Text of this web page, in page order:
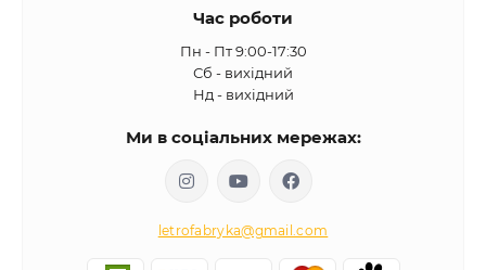
Час роботи
Пн - Пт 9:00-17:30
Сб - вихідний
Нд - вихідний
Ми в соціальних мережах:
letrofabryka@gmail.com